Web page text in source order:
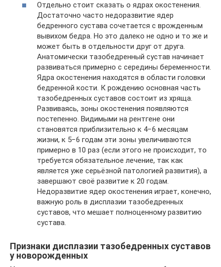
Отдельно стоит сказать о ядрах окостенения.
Достаточно часто недоразвитие ядер
бедренного сустава сочетается с врожденным
вывихом бедра. Но это далеко не одно и то же и
может быть в отдельности друг от друга.
Анатомически тазобедренный сустав начинает
развиваться примерно с середины беременности.
Ядра окостенения находятся в области головки
бедренной кости. К рождению основная часть
тазобедренных суставов состоит из хряща.
Развиваясь, зоны окостенения появляются
постепенно. Видимыми на рентгене они
становятся приблизительно к 4−6 месяцам
жизни, к 5−6 годам эти зоны увеличиваются
примерно в 10 раз (если этого не происходит, то
требуется обязательное лечение, так как
является уже серьёзной патологией развития), а
завершают своё развитие к 20 годам.
Недоразвитие ядер окостенения играет, конечно,
важную роль в дисплазии тазобедренных
суставов, что мешает полноценному развитию
сустава.
Признаки дисплазии тазобедренных суставов
у новорожденных